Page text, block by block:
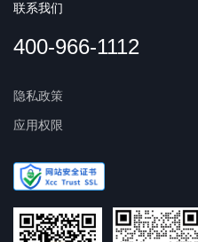
联系我们
400-966-1112
隐私政策
应用权限